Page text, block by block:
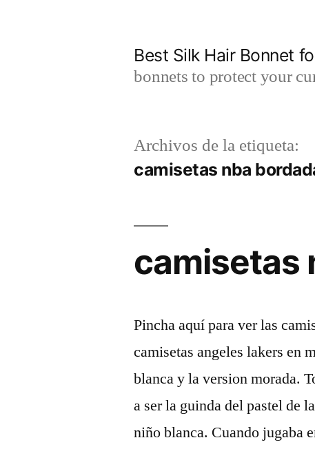
Best Silk Hair Bonnet
bonnets to protect your
Archivos de la etiqueta:
camisetas nba
camisetas
Pincha aquí para ver las
camisetas angeles lakers en
blanca y la version morada.
a ser la guinda del pastel de
niño blanca. Cuando jugaba